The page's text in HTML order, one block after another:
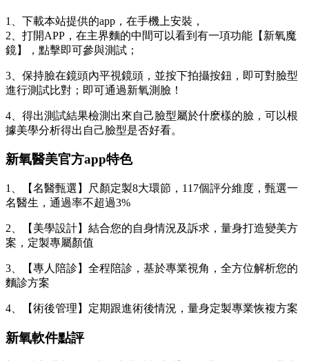
1、下載本站提供的app，在手機上安裝，
2、打開APP，在主界麵的中間可以看到有一項功能【新氧魔
鏡】，點擊即可參與測試；
3、保持臉在鏡頭內平視鏡頭，並按下拍攝按鈕，即可對臉型
進行測試比對；即可通過新氧測臉！
4、得出測試結果檢測出來自己臉型屬於什麽樣的臉，可以根
據美學分析得出自己臉型是否好看。
新氧醫美官方app特色
1、【名醫甄選】尺顏定製8大環節，117個評分維度，甄選一
名醫生，通過率不超過3%
2、【美學設計】結合您的自身情況及訴求，量身打造變美方
案，定製專屬顏值
3、【專人陪診】全程陪診，基於專業視角，全方位解析您的
麵診方案
4、【術後管理】定期跟進術後情況，量身定製專業恢複方案
新氧軟件點評